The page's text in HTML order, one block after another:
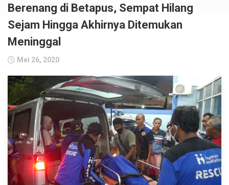
Berenang di Betapus, Sempat Hilang
Sejam Hingga Akhirnya Ditemukan
Meninggal
Mei 26, 2020